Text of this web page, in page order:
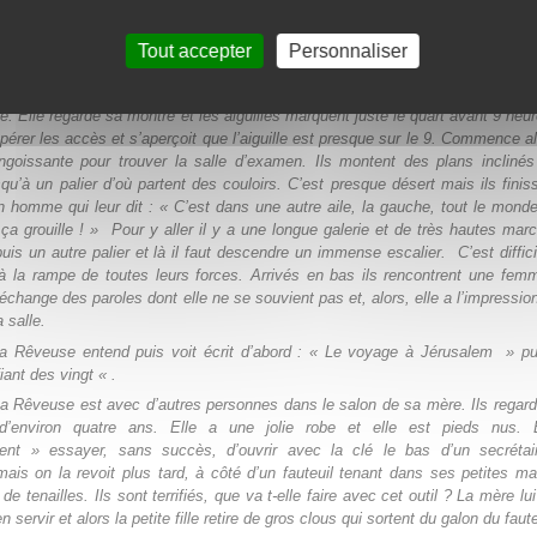
de gens avec des enfants dans les bras. Elle va vers eux car elle pense
ils sauront que faire pour sauver leurs enfants ».
Elle regarde sa montre et les aiguilles marquent juste le quart avant 9
les accès et s’aperçoit que l’aiguille est presque sur le 9. Commence
pour trouver la salle d’examen. Ils montent des plans
un palier d’où partent des couloirs. C’est presque désert mais ils
homme qui leur dit : « C’est dans une autre aile, la gauche, tout le
ça grouille ! » Pour y aller il y a une longue galerie et de très hautes
un autre palier et là il faut descendre un immense escalier. C’est
la rampe de toutes leurs forces. Arrivés en bas ils rencontrent une
des paroles dont elle ne se souvient pas et, alors, elle a
salle.
Rêveuse entend puis voit écrit d’abord : « Le voyage à Jérusalem »
des vingt « .
Rêveuse est avec d’autres personnes dans le salon de sa mère. Ils
quatre ans. Elle a une jolie robe et elle est pieds nus.
» essayer, sans succès, d’ouvrir avec la clé le bas d’un
on la revoit plus tard, à côté d’un fauteuil tenant dans ses petites
de tenailles. Ils sont terrifiés, que va t-elle faire avec cet outil ? La mère
servir et alors la petite fille retire de gros clous qui sortent du galon du
Tout accepter Personnaliser